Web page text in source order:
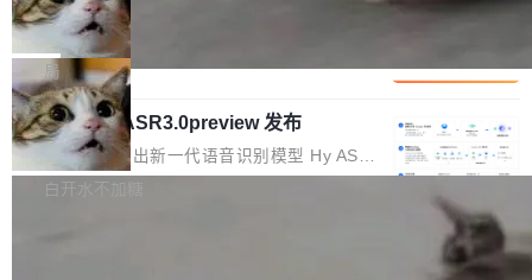
件之中，形成高度复杂的知识关联网络。传统的
代码检索手段（如关键词匹配、目录遍历）仅能
在语法层面完成文本定位，难以触及代码的语义
内涵与结构关联，导致开发者使用代码智能体在
理解大规模代码仓时面临显著"代码仓理解"瓶
颈。 代码仓深度理解服务（以下简称" CodeBas
e深度理解服务"）是华为云码道（CodeA...
数据。 王某2024年1月入职东城区某科技公司AI
短剧部门，有互联网大厂背景。在公司内部架构
调整期间，部门三次通知全员将数据从A集群迁
移到B集群，王某都回复了"收到"。 他没有迁移
数据。2024年9月3日下午4点，他使用此前登录
的账号密码进入A集群，输入了一条被程序员圈
称为"删库跑路"的命令——最高管理员权限、无
Cloudflare 分享推理优化实践：KV ca
che 量化 + 权重压缩，吞吐量提升 4
1%，成本降 30%
Kimi 和 GLM 是当前最强的大模型系列之一，但
它们有一个共同的问题：太吃显存了。月之暗面
的 Kimi K 系列和智谱的 GLM 都是长上下文、M
oE 架构的大模型，好用到让人上瘾，但 GPU 显
存永远不够用。 Cloudflare 的 Workers AI 团队
一直在跑这些模型的推理。他们在官方博客上发
局
腾讯混元 Hy ASR3.0preview 发布
腾讯混元正式推出新一代语音识别模型 Hy ASR
3.0preview。基于最新一代大语言模型 Hy3 的
白开水不加糖